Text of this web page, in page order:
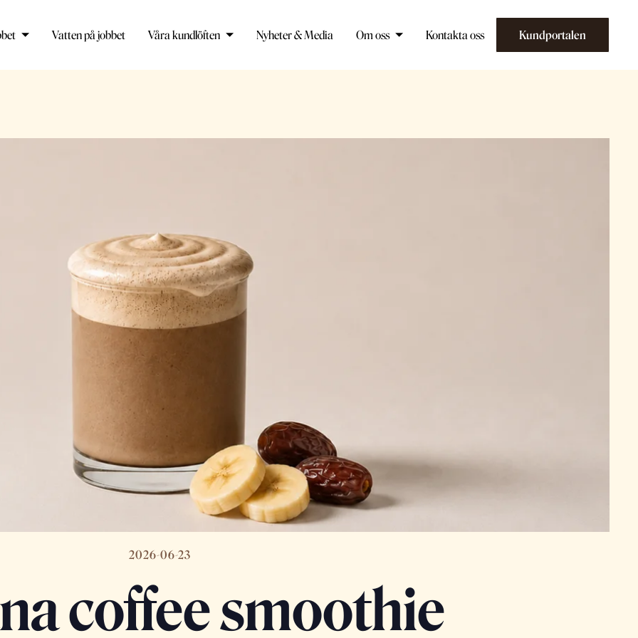
Vatten på jobbet Våra kundlöften Nyheter & Media Om oss Kontakta oss Kundportalen
2026-06-23
coffee smoothie